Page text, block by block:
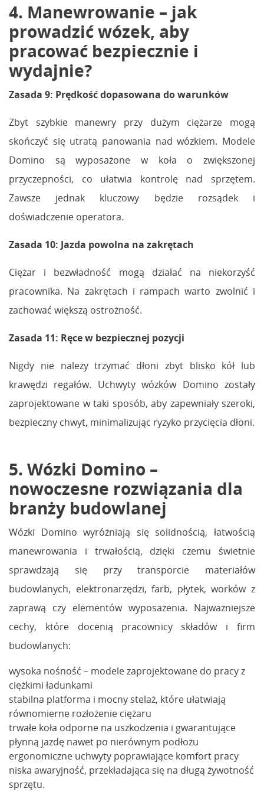
4. Manewrowanie – jak
prowadzić wózek, aby
pracować bezpiecznie i
wydajnie?
Zasada 9: Prędkość dopasowana do warunków
Zbyt szybkie manewry przy dużym ciężarze mogą
skończyć się utratą panowania nad wózkiem. Modele
Domino są wyposażone w koła o zwiększonej
przyczepności, co ułatwia kontrolę nad sprzętem.
Zawsze jednak kluczowy będzie rozsądek i
doświadczenie operatora.
Zasada 10: Jazda powolna na zakrętach
Ciężar i bezwładność mogą działać na niekorzyść
pracownika. Na zakrętach i rampach warto zwolnić i
zachować większą ostrożność.
Zasada 11: Ręce w bezpiecznej pozycji
Nigdy nie należy trzymać dłoni zbyt blisko kół lub
krawędzi regałów. Uchwyty wózków Domino zostały
zaprojektowane w taki sposób, aby zapewniały szeroki,
bezpieczny chwyt, minimalizując ryzyko przycięcia dłoni.
5. Wózki Domino –
nowoczesne rozwiązania dla
branży budowlanej
Wózki Domino wyróżniają się solidnością, łatwością
manewrowania i trwałością, dzięki czemu świetnie
sprawdzają się przy transporcie materiałów
budowlanych, elektronarzędzi, farb, płytek, worków z
zaprawą czy elementów wyposażenia. Najważniejsze
cechy, które docenią pracownicy składów i firm
budowlanych:
wysoka nośność – modele zaprojektowane do pracy z
ciężkimi ładunkami
stabilna platforma i mocny stelaż, które ułatwiają
równomierne rozłożenie ciężaru
trwałe koła odporne na uszkodzenia i gwarantujące
płynną jazdę nawet po nierównym podłożu
ergonomiczne uchwyty poprawiające komfort pracy
niska awaryjność, przekładająca się na długą żywotność
sprzętu.